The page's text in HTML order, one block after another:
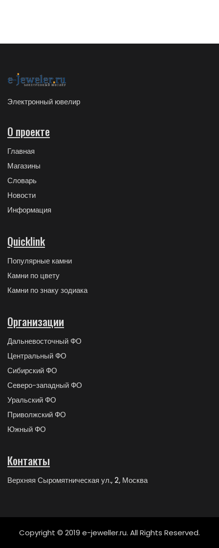
Электронный ювелир
О проекте
Главная
Магазины
Словарь
Новости
Информация
Quicklink
Популярные камни
Камни по цвету
Камни по знаку зодиака
Организации
Дальневосточный ФО
Центральный ФО
Сибирский ФО
Северо-западный ФО
Уральский ФО
Приволжский ФО
Южный ФО
Контакты
Верхняя Сыромятническая ул., 2, Москва
Copyright © 2019 e-jeweller.ru. All Rights Reserved.